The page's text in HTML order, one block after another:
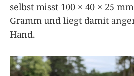
selbst misst 100 × 40 × 25
Gramm und liegt damit
Hand.